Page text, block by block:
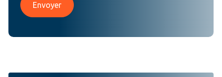
Envoyer